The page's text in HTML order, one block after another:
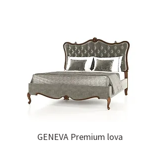
GENEVA Premium lova